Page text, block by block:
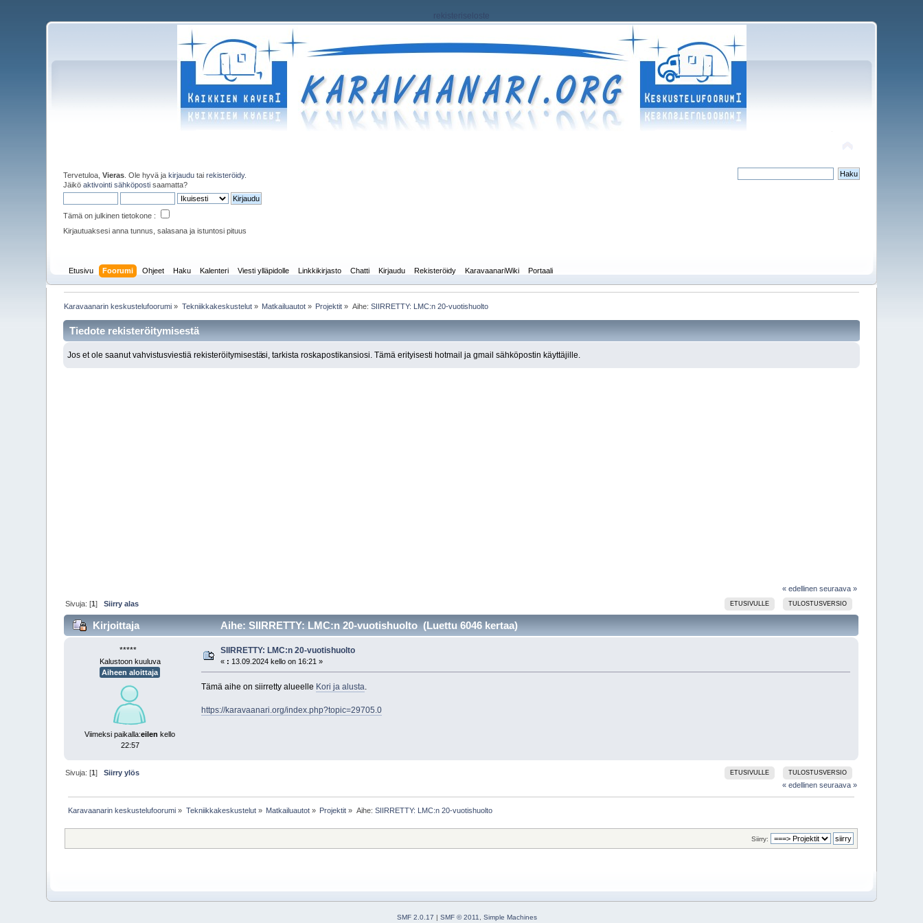
rekisteriseloste
Tervetuloa,Vieras . Ole hyvä jakirjaudu tairekisteröidy.
Jäiköaktivointi sähköposti saamatta?
Tämä on julkinen tietokone :
Kirjautuaksesi anna tunnus, salasana ja istuntosi pituus
Etusivu Foorumi Ohjeet Haku Kalenteri Viesti ylläpidolle Linkkikirjasto Chatti Kirjaudu Rekisteröidy KaravaanariWiki Portaali
Karavaanarin keskustelufoorumi » Tekniikkakeskustelut» Matkailuautot » Projektit » Aihe: SIIRRETTY: LMC:n 20-vuotishuolto
Tiedote rekisteröitymisestä
Jos et ole saanut vahvistusviestiä rekisteröitymisestäsi, tarkista roskapostikansiosi. Tämä erityisesti hotmail ja gmail sähköpostin käyttäjille.
« edellinen seuraava »
ETUSIVULLE TULOSTUSVERSIO
Sivuja: [1]Siirry alas
Kirjoittaja Aihe: SIIRRETTY: LMC:n 20-vuotishuolto (Luettu 6046 kertaa)
*****
Kalustoon kuuluva
Aiheen aloittaja
Viimeksi paikalla:eilen kello
22:57
SIIRRETTY: LMC:n 20-vuotishuolto
« : 13.09.2024 kello on 16:21 »
Tämä aihe on siirretty alueelle Kori ja alusta.
https://karavaanari.org/index.php?topic=29705.0
ETUSIVULLE TULOSTUSVERSIO
Sivuja: [1]Siirry ylös
« edellinen seuraava »
Karavaanarin keskustelufoorumi » Tekniikkakeskustelut» Matkailuautot » Projektit » Aihe: SIIRRETTY: LMC:n 20-vuotishuolto
Siirry:
SMF 2.0.17 | SMF © 2011, Simple Machines